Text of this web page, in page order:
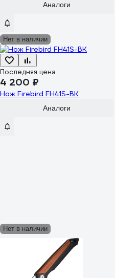
Аналоги
Нет в наличии
Последняя цена
4 200 ₽
Нож Firebird FH41S-BK
Аналоги
Нет в наличии